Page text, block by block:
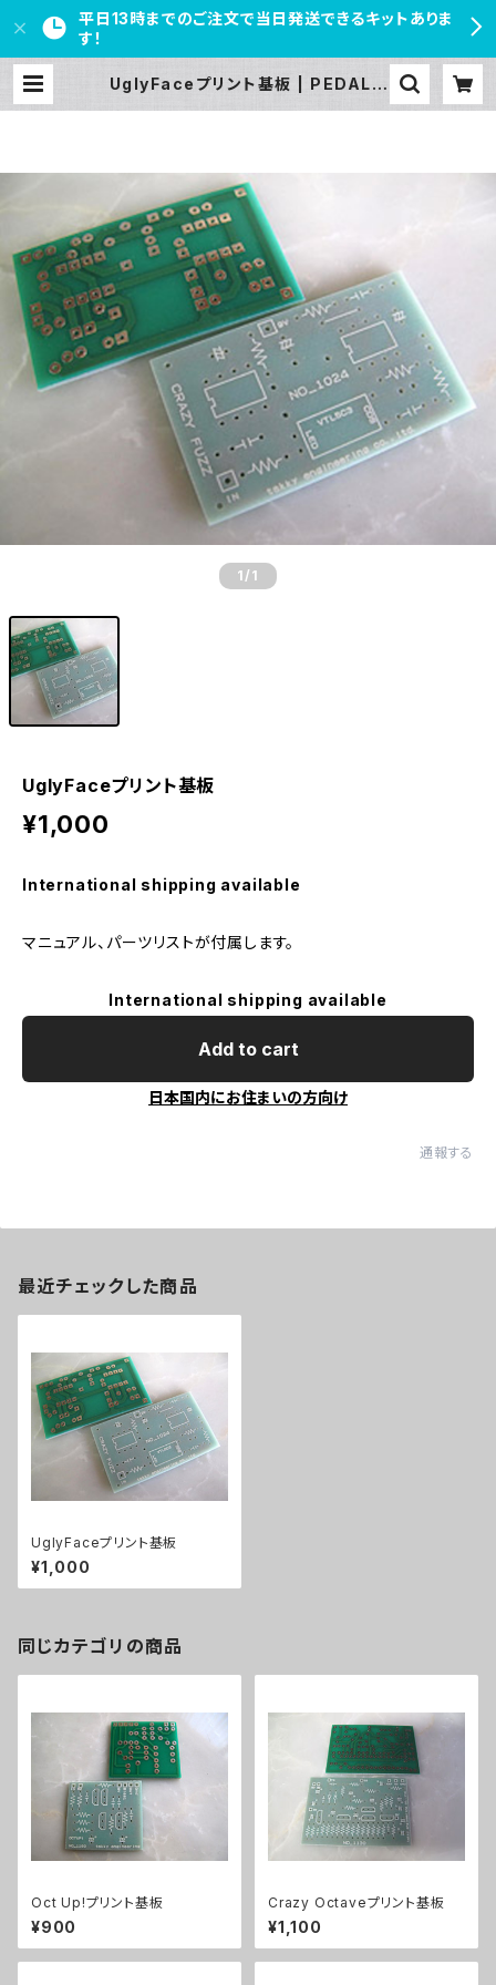
平日13時までのご注文で当日発送できるキットありま
す！
UglyFaceプリント基板 | PEDAL F
1 /1
UglyFaceプリント基板
¥1,000
International shipping available
マニュアル、パーツリストが付属します。
International shipping available
Add to cart
日本国内にお住まいの方向け
通報する
最近チェックした商品
UglyFaceプリント基板
¥1,000
同じカテゴリの商品
Oct Up!プリント基板
¥900
Crazy Octaveプリント基板
¥1,100